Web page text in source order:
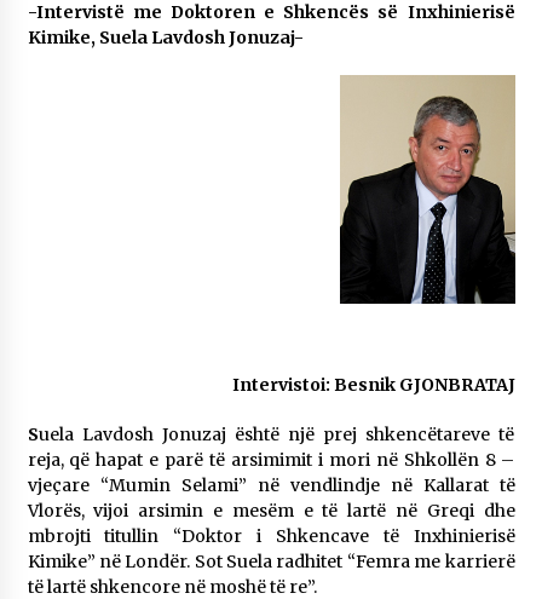
03/05/2026
RINDËRTIMIN E VENDIT – NGA ÇIZE XHAFERAJ
22/09/2025
– ËNGJËLL HASIMAJ – “KUJTIMET E MIA PËR
KALLARATIN SI MËSUES I MATEMATIKËS, POR
EDHE SI NJË BANOR I PËRKOHSHËM I TIJ”
12/09/2025
-Intervistë me Doktoren e Shkencës së Inxhinierisë
Kimike, Suela Lavdosh Jonuzaj-
Intervistoi: Besnik GJONBRATAJ
Suela Lavdosh Jonuzaj është një prej shkencëtareve të
reja, që hapat e parë të arsimimit i mori në Shkollën 8 –
vjeçare “Mumin Selami” në vendlindje në Kallarat të
Vlorës, vijoi arsimin e mesëm e të lartë në Greqi dhe
mbrojti titullin “Doktor i Shkencave të Inxhinierisë
Kimike” në Londër. Sot Suela radhitet “Femra me karrierë
të lartë shkencore në moshë të re”.